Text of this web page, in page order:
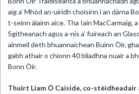
aig a’ Mhòd an-uiridh choisinn i an dàrna
t-seinn àlainn aice. Tha Iain MacCarmaig,
Sgitheanach agus a-nis a’ fuireach an
ainmeil deth bhuannaichean Buinn Òir,
gabh athair o chionn 40 bliadhna nuair a
Bonn Òir.
Thuirt Liam Ó Caiside, co-stèidheadair